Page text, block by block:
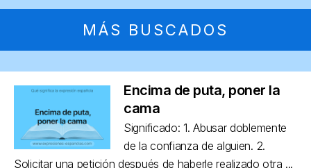
MÁS BUSCADOS
Encima de puta, poner la
cama
Significado: 1. Abusar doblemente
de la confianza de alguien. 2.
Solicitar una petición después de haberle realizado otra ...